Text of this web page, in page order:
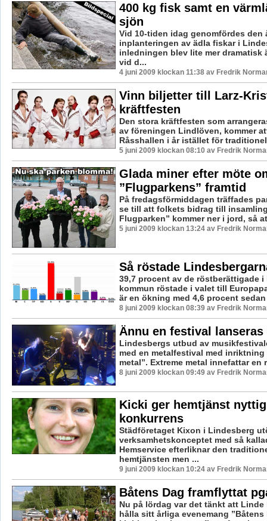
400 kg fisk samt en
sjön
Vid 10-tiden idag genomfördes den
inplanteringen av ädla fiskar i
inledningen blev lite mer dramatisk
vid d...
4 juni 2009 klockan 11:38 av Fredrik
Vinn biljetter till Larz-
kräftfesten
Den stora kräftfesten som
av föreningen Lindlöven, kommer
Råsshallen i år istället för
5 juni 2009 klockan 08:10 av Fredrik
Glada miner efter möte
”Flugparkens” framtid
På fredagsförmiddagen träffades
se till att folkets bidrag till
Flugparken” kommer ner i jord, så
5 juni 2009 klockan 13:24 av Fredrik
Så röstade
39,7 procent av de röstberättigade
kommun röstade i valet till
är en ökning med 4,6 procent sedan
8 juni 2009 klockan 08:39 av Fredrik
Ännu en festival lanseras
Lindesbergs utbud av
med en metalfestival med inriktning
metal”. Extreme metal innefattar en
8 juni 2009 klockan 09:49 av Fredrik
Kicki ger hemtjänst nyttig
konkurrens
Städföretaget Kixon i Lindesberg
verksamhetskonceptet med så
Hemservice efterliknar den
hemtjänsten men ...
9 juni 2009 klockan 10:24 av Fredrik
Båtens Dag framflyttat
Nu på lördag var det tänkt att
hålla sitt årliga evenemang ”Båtens